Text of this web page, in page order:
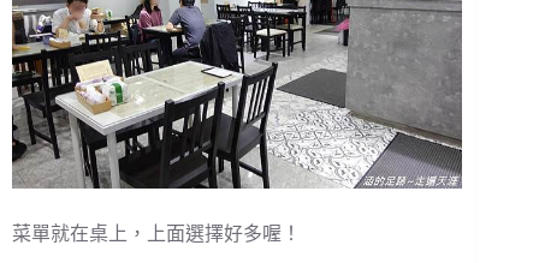
菜單就在桌上，上面選擇好多喔！